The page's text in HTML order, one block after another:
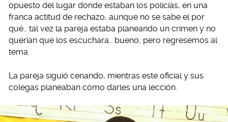
opuesto del lugar donde estaban los policías, en una
franca actitud de rechazo, aunque no se sabe el por
qué… tal vez la pareja estaba planeando un crimen y no
querían que los escuchara… bueno, pero regresemos al
tema.
La pareja siguió cenando, mientras este oficial y sus
colegas planeaban cómo darles una lección.